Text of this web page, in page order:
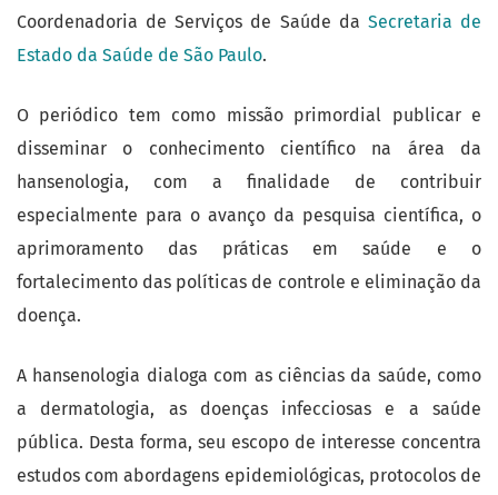
Coordenadoria de Serviços de Saúde da Secretaria de
Estado da Saúde de São Paulo.
O periódico tem como missão primordial publicar e
disseminar o conhecimento científico na área da
hansenologia, com a finalidade de contribuir
especialmente para o avanço da pesquisa científica, o
aprimoramento das práticas em saúde e o
fortalecimento das políticas de controle e eliminação da
doença.
A hansenologia dialoga com as ciências da saúde, como
a dermatologia, as doenças infecciosas e a saúde
pública. Desta forma, seu escopo de interesse concentra
estudos com abordagens epidemiológicas, protocolos de